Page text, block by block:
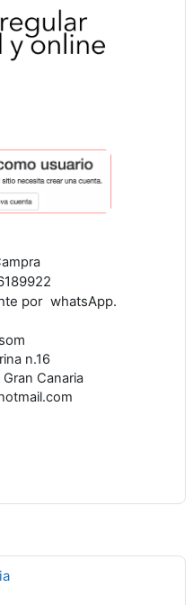
por whatsApp.
n.16
Canaria